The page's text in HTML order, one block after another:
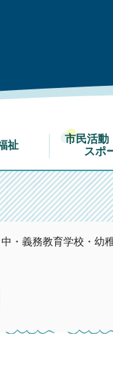
祉
市民活
スポ
・義務教育学校・幼